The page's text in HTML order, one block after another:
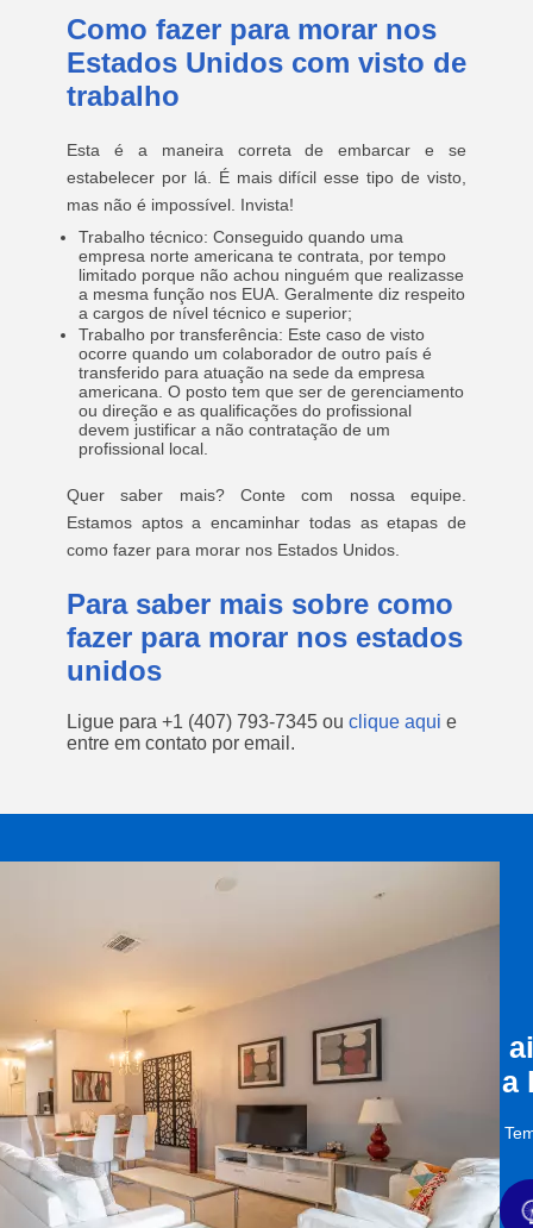
Como fazer para morar nos
Estados Unidos com visto de
trabalho
Esta é a maneira correta de embarcar e se
estabelecer por lá. É mais difícil esse tipo de visto,
mas não é impossível. Invista!
Trabalho técnico: Conseguido quando uma
empresa norte americana te contrata, por tempo
limitado porque não achou ninguém que realizasse
a mesma função nos EUA. Geralmente diz respeito
a cargos de nível técnico e superior;
Trabalho por transferência: Este caso de visto
ocorre quando um colaborador de outro país é
transferido para atuação na sede da empresa
americana. O posto tem que ser de gerenciamento
ou direção e as qualificações do profissional
devem justificar a não contratação de um
profissional local.
Quer saber mais? Conte com nossa equipe.
Estamos aptos a encaminhar todas as etapas de
como fazer para morar nos Estados Unidos.
Para saber mais sobre como
fazer para morar nos estados
unidos
Ligue para +1 (407) 793-7345 ou clique aqui e
entre em contato por email.
a